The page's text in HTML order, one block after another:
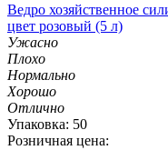
Ведро хозяйственное
цвет розовый (5 л)
Ужасно
Плохо
Нормально
Хорошо
Отлично
Упаковка: 50
Розничная цена: